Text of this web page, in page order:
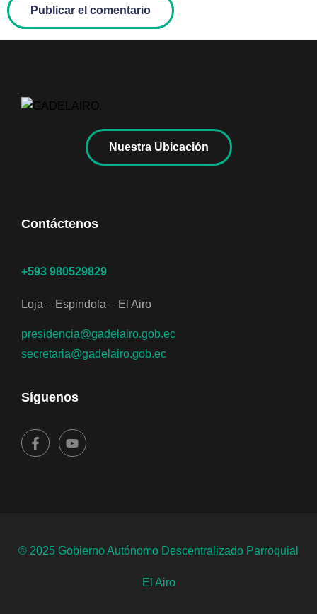
Nuestra Ubicación
Contáctenos
+593 980529829
Loja – Espindola – El Airo
presidencia@gadelairo.gob.ec
secretaria@gadelairo.gob.ec
Síguenos
© 2025 Gobierno Autónomo Descentralizado Parroquial
El Airo